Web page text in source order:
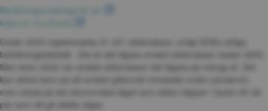
Beräkningsunderlag för att
köpa en 3:a (Excel)
Under 2023 registrerades 21 231 skilsmässor, enligt SCB:s årliga
befolkningsstatistik . Det är det lägsta antalet skilsmässor sedan 2005.
Men även 2022 var antalet skilsmässor det lägsta på många år. Det
kan delvis bero på att antalet giftermål minskade under pandemin,
men också på det ekonomiska läget som sätter käppar i hjulen för de
par som vill gå skilda vägar.